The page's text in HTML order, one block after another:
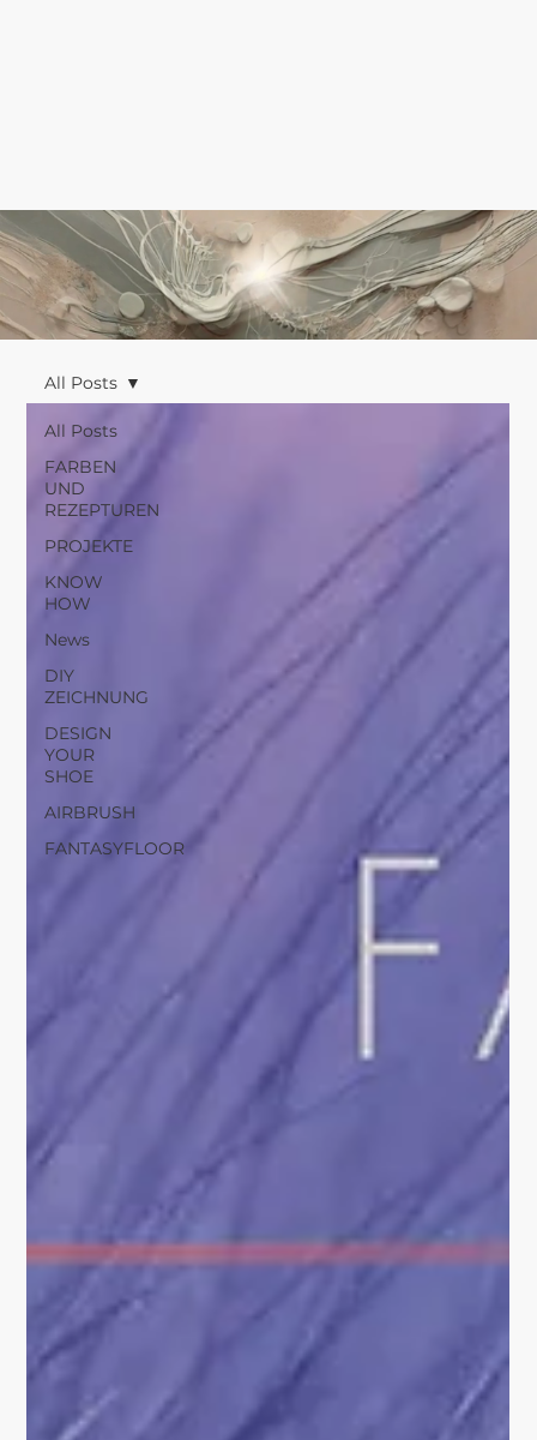
All Posts
FARBEN
UND
REZEPTUREN
PROJEKTE
KNOW
HOW
News
DIY
ZEICHNUNG
DESIGN
YOUR
SHOE
AIRBRUSH
FANTASYFLOOR
All Posts